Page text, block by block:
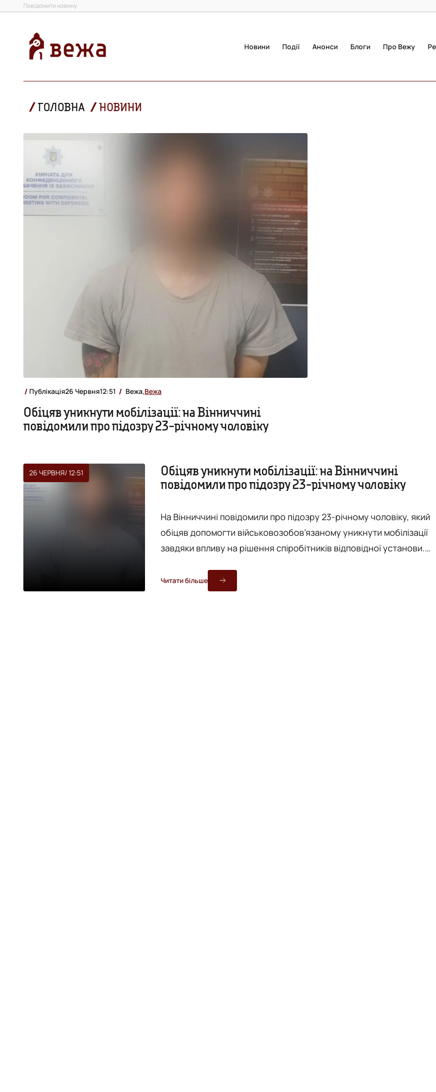
Повідомити новину
Новини Події Анонси Блоги Про Вежу
ГОЛОВНА НОВИНИ
Публікація26 Червня12:51 Вежа,Вежа
Обіцяв уникнути мобілізації: на Вінниччині
повідомили про підозру 23-річному чоловіку
26 ЧЕРВНЯ/ 12:51
Обіцяв уникнути мобілізації: на Вінниччині
повідомили про підозру 23-річному чоловіку
На Вінниччині повідомили про підозру 23-річному чоловіку, який
обіцяв допомогти військовозобов’язаному уникнути мобілізації
завдяки впливу на рішення спіробітників відповідної установи.
Вінницькій області. Підозрюваний запевняв
військовозобов’язаного, що має «зв’язки» серед працівників ТЦК
Читати більше